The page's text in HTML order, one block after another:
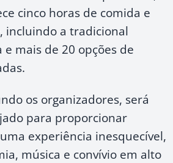
cinco horas de comida e
incluindo a tradicional
mais de 20 opções de
os organizadores, será
para proporcionar
experiência inesquecível,
música e convívio em alto